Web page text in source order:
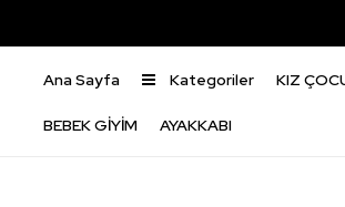
Ana Sayfa Kategoriler KIZ
BEBEK GİYİM AYAKKABI